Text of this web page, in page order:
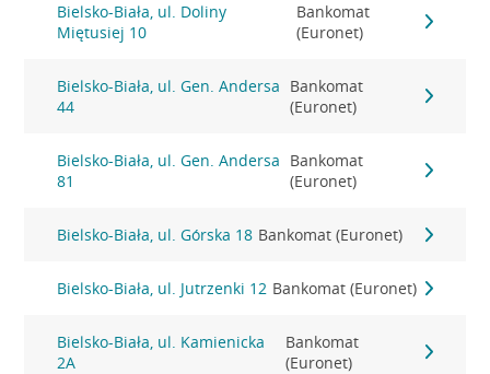
Bielsko-Biała, ul. Doliny
Miętusiej 10
Bankomat
(Euronet)
Bielsko-Biała, ul. Gen. Andersa
44
Bankomat
(Euronet)
Bielsko-Biała, ul. Gen. Andersa
81
Bankomat
(Euronet)
Bielsko-Biała, ul. Górska 18 Bankomat (Euronet)
Bielsko-Biała, ul. Jutrzenki 12 Bankomat (Euronet)
Bielsko-Biała, ul. Kamienicka
2A
Bankomat
(Euronet)